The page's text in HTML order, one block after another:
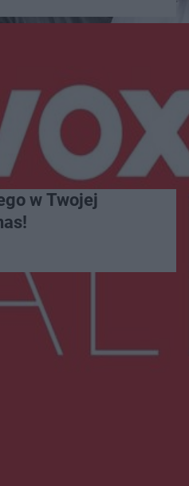
w Twojej